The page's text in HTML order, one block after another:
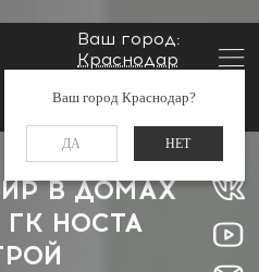
Ваш город:
Краснодар
Ваш город Краснодар?
ДА НЕТ
Заказать звонок
В ДОМАХ
НОСТА